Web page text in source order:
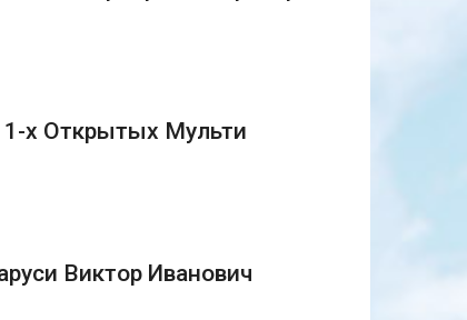
1-х Открытых Мульти
Виктор Иванович